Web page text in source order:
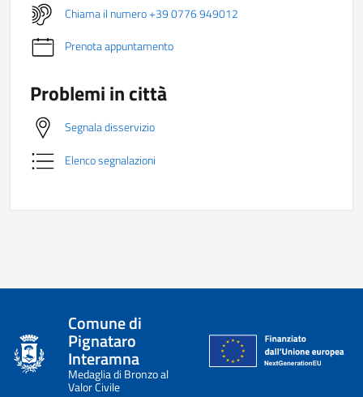
Chiama il numero +39 0776 949012
Prenota appuntamento
Problemi in città
Segnala disservizio
Elenco segnalazioni
Comune di
Pignataro
Interamna
Medaglia di Bronzo al
Valor Civile